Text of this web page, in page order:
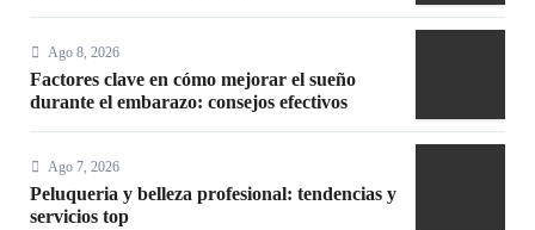
Ago 8, 2026
Factores clave en cómo mejorar el sueño
durante el embarazo: consejos efectivos
Ago 7, 2026
Peluqueria y belleza profesional: tendencias y
servicios top